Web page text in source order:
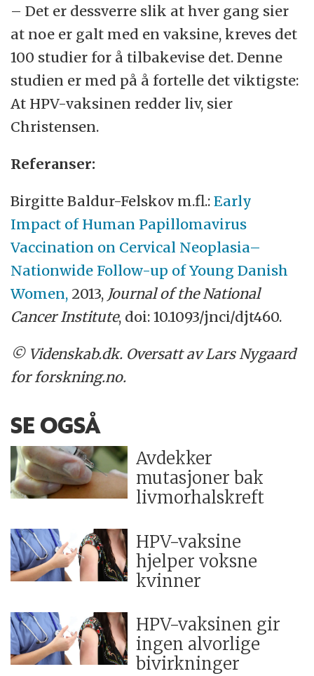
– Det er dessverre slik at hver gang sier
at noe er galt med en vaksine, kreves det
100 studier for å tilbakevise det. Denne
studien er med på å fortelle det viktigste:
At HPV-vaksinen redder liv, sier
Christensen.
Referanser:
Birgitte Baldur-Felskov m.fl.:Early
Impact of Human Papillomavirus
Vaccination on Cervical Neoplasia–
Nationwide Follow-up of Young Danish
Women, 2013, Journal of the National
Cancer Institute, doi: 10.1093/jnci/djt460.
© Videnskab.dk. Oversatt av Lars Nygaard
for forskning.no.
SE OGSÅ
Avdekker
mutasjoner bak
livmorhalskreft
HPV-vaksine
hjelper voksne
kvinner
HPV-vaksinen gir
ingen alvorlige
bivirkninger